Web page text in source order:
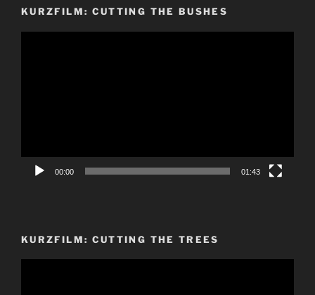
KURZFILM: CUTTING THE BUSHES
00:00 01:43
KURZFILM: CUTTING THE TREES